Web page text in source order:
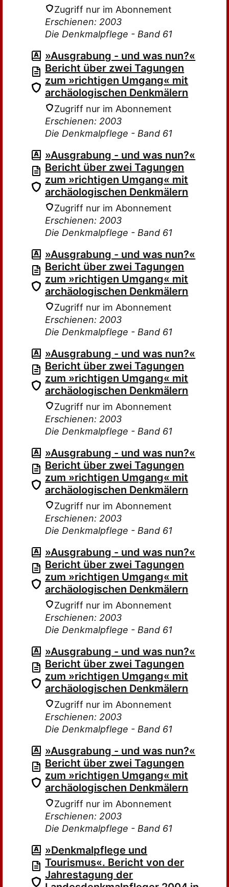
Zugriff nur im Abonnement
Erschienen: 2003
Die Denkmalpflege - Band 61
»Ausgrabung - und was nun?«
Bericht über zwei Tagungen
zum »richtigen Umgang« mit
archäologischen Denkmälern
Zugriff nur im Abonnement
Erschienen: 2003
Die Denkmalpflege - Band 61
»Ausgrabung - und was nun?«
Bericht über zwei Tagungen
zum »richtigen Umgang« mit
archäologischen Denkmälern
Zugriff nur im Abonnement
Erschienen: 2003
Die Denkmalpflege - Band 61
»Ausgrabung - und was nun?«
Bericht über zwei Tagungen
zum »richtigen Umgang« mit
archäologischen Denkmälern
Zugriff nur im Abonnement
Erschienen: 2003
Die Denkmalpflege - Band 61
»Ausgrabung - und was nun?«
Bericht über zwei Tagungen
zum »richtigen Umgang« mit
archäologischen Denkmälern
Zugriff nur im Abonnement
Erschienen: 2003
Die Denkmalpflege - Band 61
»Ausgrabung - und was nun?«
Bericht über zwei Tagungen
zum »richtigen Umgang« mit
archäologischen Denkmälern
Zugriff nur im Abonnement
Erschienen: 2003
Die Denkmalpflege - Band 61
»Ausgrabung - und was nun?«
Bericht über zwei Tagungen
zum »richtigen Umgang« mit
archäologischen Denkmälern
Zugriff nur im Abonnement
Erschienen: 2003
Die Denkmalpflege - Band 61
»Ausgrabung - und was nun?«
Bericht über zwei Tagungen
zum »richtigen Umgang« mit
archäologischen Denkmälern
Zugriff nur im Abonnement
Erschienen: 2003
Die Denkmalpflege - Band 61
»Ausgrabung - und was nun?«
Bericht über zwei Tagungen
zum »richtigen Umgang« mit
archäologischen Denkmälern
Zugriff nur im Abonnement
Erschienen: 2003
Die Denkmalpflege - Band 61
»Denkmalpflege und
Tourismus«. Bericht von der
Jahrestagung der